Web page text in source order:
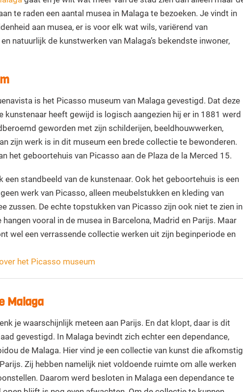
te raden een aantal musea in Malaga te bezoeken. Je vindt in
aan musea, er is voor elk wat wils, variërend van
natuurlijk de kunstwerken van Malaga’s bekendste inwoner,
is het Picasso museum van Malaga gevestigd. Dat deze
kunstenaar heeft gewijd is logisch aangezien hij er in 1881 werd
geworden met zijn schilderijen, beeldhouwwerken,
zijn werk is in dit museum een brede collectie te bewonderen.
het geboortehuis van Picasso aan de Plaza de la Merced 15.
standbeeld van de kunstenaar. Ook het geboortehuis is een
werk van Picasso, alleen meubelstukken en kleding van
zussen. De echte topstukken van Picasso zijn ook niet te zien in
vooral in de musea in Barcelona, Madrid en Parijs. Maar
wel een verrassende collectie werken uit zijn beginperiode en
het Picasso museum
Malaga
je waarschijnlijk meteen aan Parijs. En dat klopt, daar is dit
gevestigd. In Malaga bevindt zich echter een dependance,
de Malaga. Hier vind je een collectie van kunst die afkomstig
Zij hebben namelijk niet voldoende ruimte om alle werken
Daarom werd besloten in Malaga een dependance te